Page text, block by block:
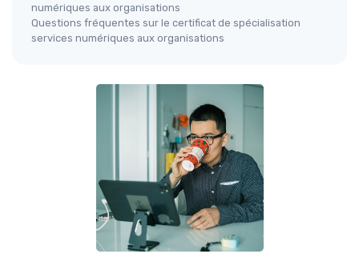
numériques aux organisations
Questions fréquentes sur le certificat de spécialisation
services numériques aux organisations